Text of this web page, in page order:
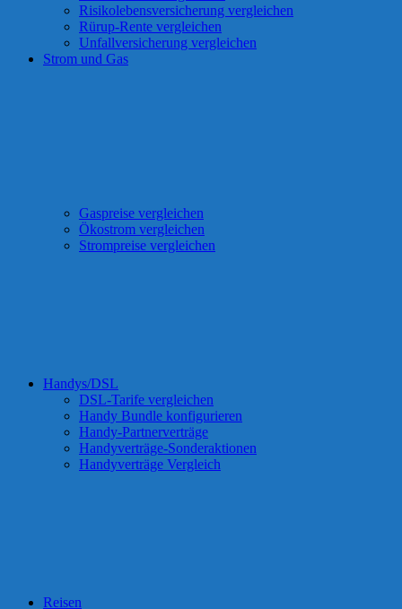
Risikolebensversicherung vergleichen
Rürup-Rente vergleichen
Unfallversicherung vergleichen
Strom und Gas
Gaspreise vergleichen
Ökostrom vergleichen
Strompreise vergleichen
Handys/DSL
DSL-Tarife vergleichen
Handy Bundle konfigurieren
Handy-Partnerverträge
Handyverträge-Sonderaktionen
Handyverträge Vergleich
Reisen